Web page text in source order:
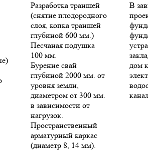
Разработка траншей
(снятие плодородного
слоя, копка траншей
глубиной 600 мм.)
Песчаная подушка
100 мм.
Бурение свай
глубиной 2000 мм. от
уровня земли,
диаметром от 300 мм.
в зависимости от
нагрузок.
Пространственный
арматурный каркас
(диаметр 8, 14 мм).
В
дом